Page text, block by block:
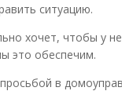
ситуацию.
хочет, чтобы у
это обеспечим.
в